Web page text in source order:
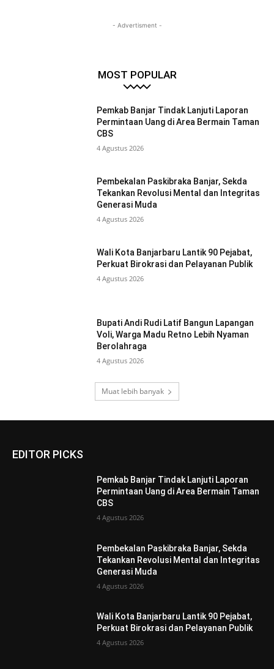
- Advertisment -
MOST POPULAR
Pemkab Banjar Tindak Lanjuti Laporan
Permintaan Uang di Area Bermain Taman
CBS
4 Agustus 2026
Pembekalan Paskibraka Banjar, Sekda
Tekankan Revolusi Mental dan Integritas
Generasi Muda
4 Agustus 2026
Wali Kota Banjarbaru Lantik 90 Pejabat,
Perkuat Birokrasi dan Pelayanan Publik
4 Agustus 2026
Bupati Andi Rudi Latif Bangun Lapangan
Voli, Warga Madu Retno Lebih Nyaman
Berolahraga
4 Agustus 2026
Muat lebih banyak
EDITOR PICKS
Pemkab Banjar Tindak Lanjuti Laporan
Permintaan Uang di Area Bermain Taman
CBS
4 Agustus 2026
Pembekalan Paskibraka Banjar, Sekda
Tekankan Revolusi Mental dan Integritas
Generasi Muda
4 Agustus 2026
Wali Kota Banjarbaru Lantik 90 Pejabat,
Perkuat Birokrasi dan Pelayanan Publik
4 Agustus 2026